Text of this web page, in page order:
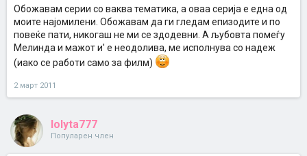
Обожавам серии со ваква тематика, а оваа серија е една од
моите најомилени. Обожавам да ги гледам епизодите и по
повеќе пати, никогаш не ми се здодевни. А љубовта помеѓу
Мелинда и мажот и' е неодолива, ме исполнува со надеж
(иако се работи само за филм)
2 март 2011
lolyta777
Популарен член